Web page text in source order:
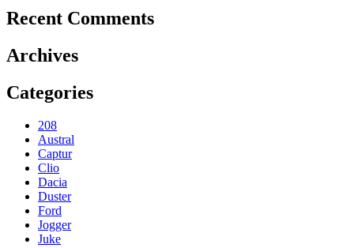
Recent Comments
Archives
Categories
208
Austral
Captur
Clio
Dacia
Duster
Ford
Jogger
Juke